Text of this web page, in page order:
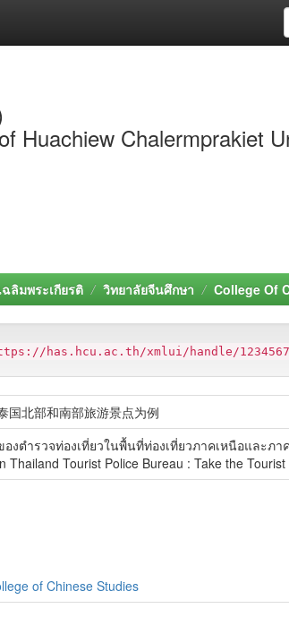
Huachiew Chalermprakiet
ลิมพระเกียรติ วิทยาลัยจีนศึกษา College Of
has.hcu.ac.th/xmlui/handle/
国北部和南部旅游景点为例
งตำรวจท่องเที่ยวในพื้นที่ท่องเที่ยวภาคเหนือและภา
Thailand Tourist Police Bureau : Take the
of Chinese Studies